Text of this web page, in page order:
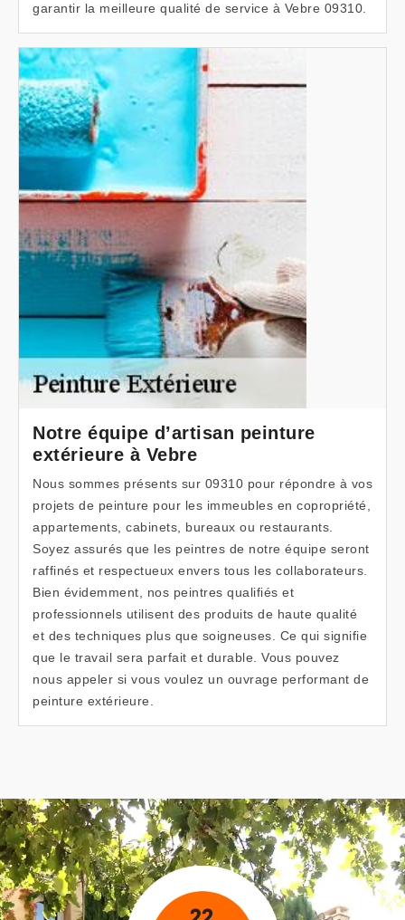
garantir la meilleure qualité de service à Vebre 09310.
Notre équipe d’artisan peinture
extérieure à Vebre
Nous sommes présents sur 09310 pour répondre à vos
projets de peinture pour les immeubles en copropriété,
appartements, cabinets, bureaux ou restaurants.
Soyez assurés que les peintres de notre équipe seront
raffinés et respectueux envers tous les collaborateurs.
Bien évidemment, nos peintres qualifiés et
professionnels utilisent des produits de haute qualité
et des techniques plus que soigneuses. Ce qui signifie
que le travail sera parfait et durable. Vous pouvez
nous appeler si vous voulez un ouvrage performant de
peinture extérieure.